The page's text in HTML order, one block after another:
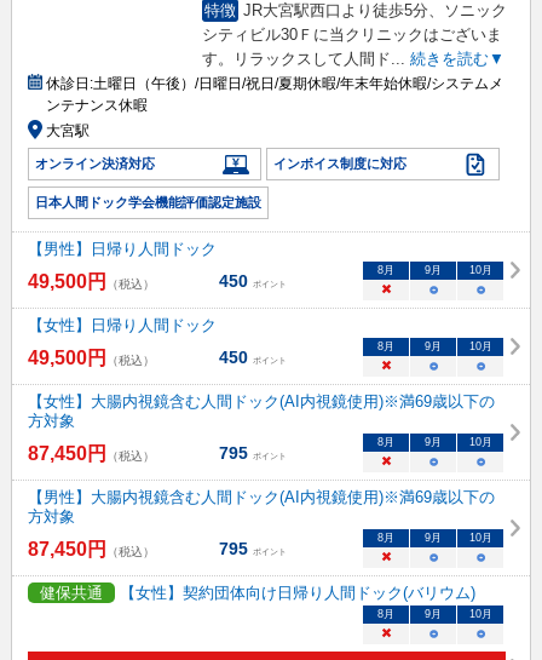
特徴 JR大宮駅西口より徒歩5分、ソニック
シティビル30Ｆに当クリニックはございま
す。リラックスして人間ド... 続きを読む▼
休診日:土曜日（午後）/日曜日/祝日/夏期休暇/年末年始休暇/システムメ
ンテナンス休暇
大宮駅
オンライン決済対応 インボイス制度に対応
日本人間ドック学会機能評価認定施設
【男性】日帰り人間ドック
49,500円 （税込） 450 ポイント
8月 9月 10月
× ○ ○
【女性】日帰り人間ドック
49,500円 （税込） 450 ポイント
8月 9月 10月
× ○ ○
【女性】大腸内視鏡含む人間ドック(AI内視鏡使用)※満69歳以下の
方対象
87,450円 （税込） 795 ポイント
8月 9月 10月
× ○ ○
【男性】大腸内視鏡含む人間ドック(AI内視鏡使用)※満69歳以下の
方対象
87,450円 （税込） 795 ポイント
8月 9月 10月
× ○ ○
健保共通 【女性】契約団体向け日帰り人間ドック(バリウム)
8月 9月 10月
× ○ ○